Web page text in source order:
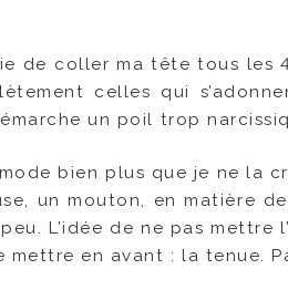
de coller ma tête tous les
celles qui
un poil trop
bien plus que je ne la
un mouton, en matière
L’idée de ne pas mettre
mettre en avant : la tenue.